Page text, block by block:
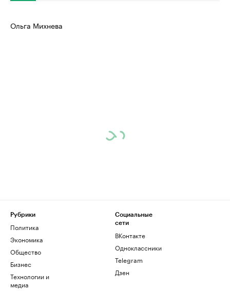
Ольга Михнева
Рубрики
Политика
Экономика
Общество
Бизнес
Технологии и
медиа
Социальные
сети
ВКонтакте
Одноклассники
Telegram
Дзен